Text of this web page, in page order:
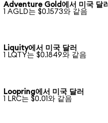
Adventure Gold에서 미국 달
1 AGLD는 $0.1573와 같음
Liquity에서 미국 달러
1 LQTY는 $0.1849와 같음
Loopring에서 미국 달러
1 LRC는 $0.01와 같음